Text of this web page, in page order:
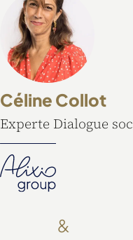
Céline Collot
Experte Dialogue
&